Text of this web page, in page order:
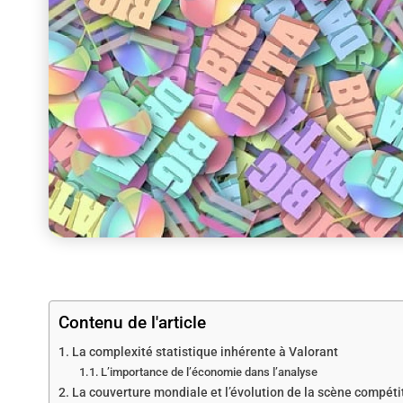
Contenu de l'article
La complexité statistique inhérente à Valorant
L’importance de l’économie dans l’analyse
La couverture mondiale et l’évolution de la scène